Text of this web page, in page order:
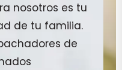
nosotros es tu
de tu familia.
de